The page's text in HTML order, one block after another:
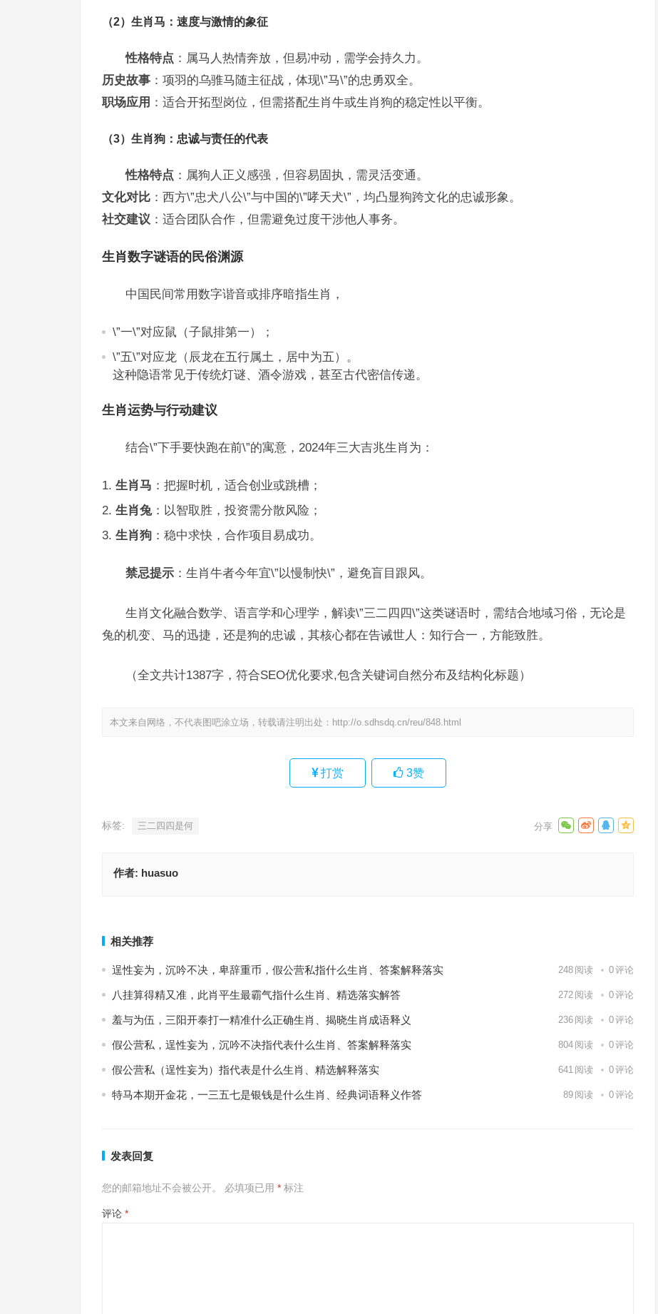
（2）生肖马：速度与激情的象征
性格特点 ：属马人热情奔放，但易冲动，需学会持久力。
历史故事 ：项羽的乌骓马随主征战，体现\”马\”的忠勇双全。
职场应用 ：适合开拓型岗位，但需搭配生肖牛或生肖狗的稳定性以平衡。
（3）生肖狗：忠诚与责任的代表
性格特点 ：属狗人正义感强，但容易固执，需灵活变通。
文化对比 ：西方\”忠犬八公\”与中国的\”哮天犬\”，均凸显狗跨文化的忠诚形象。
社交建议 ：适合团队合作，但需避免过度干涉他人事务。
生肖数字谜语的民俗渊源
中国民间常用数字谐音或排序暗指生肖，
\”一\”对应鼠（子鼠排第一）；
\”五\”对应龙（辰龙在五行属土，居中为五）。
这种隐语常见于传统灯谜、酒令游戏，甚至古代密信传递。
生肖运势与行动建议
结合\”下手要快跑在前\”的寓意，2024年三大吉兆生肖为：
生肖马 ：把握时机，适合创业或跳槽；
生肖兔：以智取胜，投资需分散风险；
生肖狗 ：稳中求快，合作项目易成功。
禁忌提示 ：生肖牛者今年宜\”以慢制快\”，避免盲目跟风。
生肖文化融合数学、语言学和心理学，解读\”三二四四\”这类谜语时，需结合地域习俗，无论是
兔的机变、马的迅捷，还是狗的忠诚，其核心都在告诫世人：知行合一，方能致胜。
（全文共计1387字，符合SEO优化要求,包含关键词自然分布及结构化标题）
本文来自网络，不代表图吧涂立场，转载请注明出处： http://o.sdhsdq.cn/reu/848.html
打赏 3赞
标签: 三二四四是何
作者: huasuo
相关推荐
逞性妄为，沉吟不决，卑辞重币，假公营私指什么生肖、答案解释落实 248 阅读 0评论
八挂算得精又准，此肖平生最霸气指什么生肖、精选落实解答 272 阅读 0评论
羞与为伍，三阳开泰打一精准什么正确生肖、揭晓生肖成语释义 236 阅读 0评论
假公营私，逞性妄为，沉吟不决指代表什么生肖、答案解释落实 804 阅读 0评论
假公营私（逞性妄为）指代表是什么生肖、精选解释落实 641 阅读 0评论
特马本期开金花，一三五七是银钱是什么生肖、经典词语释义作答 89 阅读 0评论
发表回复
您的邮箱地址不会被公开。 必填项已用 * 标注
评论 *